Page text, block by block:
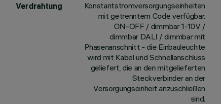
Verdrahtung
Konstantstromversorgungseinheiten
mit getrenntem Code verfügbar.
ON-OFF / dimmbar 1-10V /
dimmbar DALI / dimmbar mit
Phasenanschnitt - die Einbauleuchte
wird mit Kabel und Schnellanschluss
geliefert, die an den mitgelieferten
Steckverbinder an der
Versorgungseinheit anzuschließen
sind.